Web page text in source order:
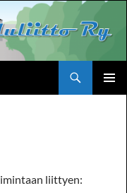
liittyen: